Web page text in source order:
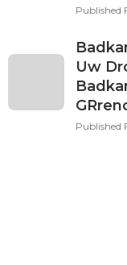
Published
Uw
Published